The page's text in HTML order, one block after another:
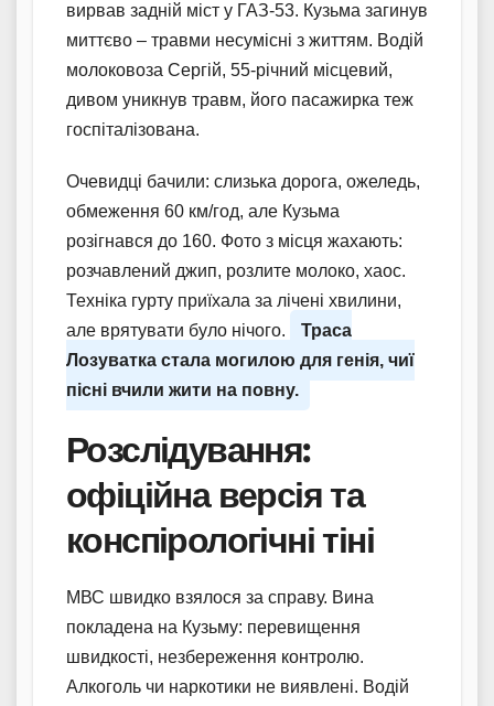
вирвав задній міст у ГАЗ-53. Кузьма загинув
миттєво – травми несумісні з життям. Водій
молоковоза Сергій, 55-річний місцевий,
дивом уникнув травм, його пасажирка теж
госпіталізована.
Очевидці бачили: слизька дорога, ожеледь,
обмеження 60 км/год, але Кузьма
розігнався до 160. Фото з місця жахають:
розчавлений джип, розлите молоко, хаос.
Техніка гурту приїхала за лічені хвилини,
але врятувати було нічого.
Траса
Лозуватка стала могилою для генія, чиї
пісні вчили жити на повну.
Розслідування:
офіційна версія та
конспірологічні тіні
МВС швидко взялося за справу. Вина
покладена на Кузьму: перевищення
швидкості, незбереження контролю.
Алкоголь чи наркотики не виявлені. Водій